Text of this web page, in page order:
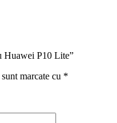
Huawei P10 Lite”
marcate cu *